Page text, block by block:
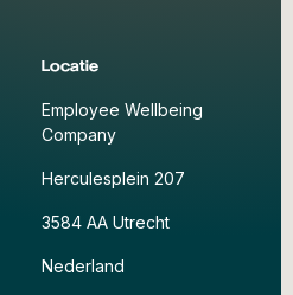
Locatie
Employee Wellbeing
Company
Herculesplein 207
3584 AA Utrecht
Nederland